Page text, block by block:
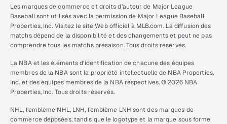
Les marques de commerce et droits d’auteur de Major League
Baseball sont utilisés avec la permission de Major League Baseball
Properties, Inc. Visitez le site Web officiel à MLB.com. La diffusion des
matchs dépend de la disponibilité et des changements et peut ne pas
comprendre tous les matchs présaison. Tous droits réservés.
La NBA et les éléments d’identification de chacune des équipes
membres de la NBA sont la propriété intellectuelle de NBA Properties,
Inc. et des équipes membres de la NBA respectives. © 2026 NBA
Properties, Inc. Tous droits réservés.
NHL, l’emblème NHL, LNH, l’emblème LNH sont des marques de
commerce déposées, tandis que le logotype et la marque sous forme